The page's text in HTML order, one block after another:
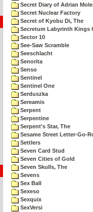
Secret Diary of Adrian
Secret Nuclear Factory
Secret of Kyobu Di, The
Secretum Labyrinth Kings
Sector 10
See-Saw Scramble
Seeschlacht
Senorita
Senso
Sentinel
Sentinel One
Serduszka
Sereamis
Serpent
Serpentine
Serpent's Star, The
Sesame Street Letter-Go-
Settlers
Seven Card Stud
Seven Cities of Gold
Seven Skulls, The
Sevens
Sex Ball
Sexeso
Sexquix
SexVersi